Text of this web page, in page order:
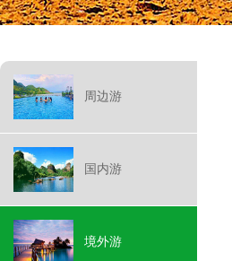
周边游
国内游
境外游